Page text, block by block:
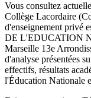
Vous consultez
Collège Lacordaire
d'enseignement privé
DE L'EDUCATION
Marseille 13e
d'analyse présentées
effectifs, résultats
l'Éducation Nationale